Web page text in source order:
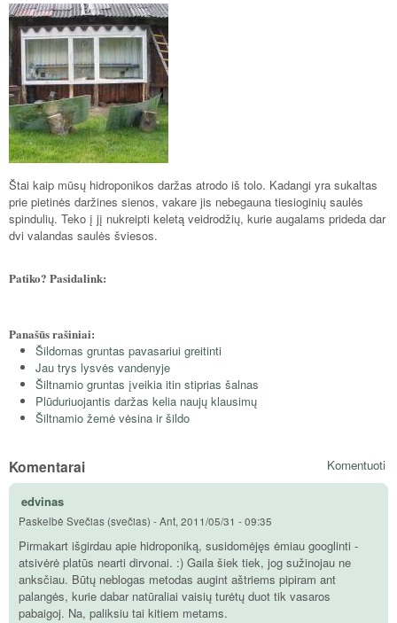
Štai kaip mūsų hidroponikos daržas atrodo iš tolo. Kadangi yra sukaltas
prie pietinės daržines sienos, vakare jis nebegauna tiesioginių saulės
spindulių. Teko į jį nukreipti keletą veidrodžių, kurie augalams prideda dar
dvi valandas saulės šviesos.
Patiko? Pasidalink:
Panašūs rašiniai:
Šildomas gruntas pavasariui greitinti
Jau trys lysvės vandenyje
Šiltnamio gruntas įveikia itin stiprias šalnas
Plūduriuojantis daržas kelia naujų klausimų
Šiltnamio žemė vėsina ir šildo
Komentuoti
Komentarai
edvinas
Paskelbė Svečias (svečias) -Ant, 2011/05/31 - 09:35
Pirmakart išgirdau apie hidroponiką, susidomėjęs ėmiau googlinti -
atsivėrė platūs nearti dirvonai. :) Gaila šiek tiek, jog sužinojau ne
anksčiau. Būtų neblogas metodas augint aštriems pipiram ant
palangės, kurie dabar natūraliai vaisių turėtų duot tik vasaros
pabaigoj. Na, paliksiu tai kitiem metams.